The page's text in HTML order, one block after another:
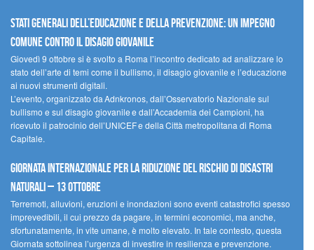
Stati Generali dell’Educazione e della Prevenzione: un impegno
comune contro il disagio giovanile
Giovedì 9 ottobre si è svolto a Roma l’incontro dedicato ad analizzare lo
stato dell’arte di temi come il bullismo, il disagio giovanile e l’educazione
ai nuovi strumenti digitali.
L’evento, organizzato da Adnkronos, dall’Osservatorio Nazionale sul
bullismo e sul disagio giovanile e dall’Accademia dei Campioni, ha
ricevuto il patrocinio dell’UNICEF e della Città metropolitana di Roma
Capitale.
Giornata internazionale per la riduzione del rischio di disastri
naturali – 13 ottobre
Terremoti, alluvioni, eruzioni e inondazioni sono eventi catastrofici spesso
imprevedibili, il cui prezzo da pagare, in termini economici, ma anche,
sfortunatamente, in vite umane, è molto elevato. In tale contesto, questa
Giornata sottolinea l’urgenza di investire in resilienza e prevenzione.